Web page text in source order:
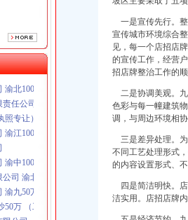
北10010万 (进出口权)
任公司 渝九1000万 （增资）
专让）
江100万 （工商注册）
中100万 （进出口权）
司 渝北100万 （进出口权）
九50万 （工商注册）
万 （工商注册）
限公司
一是宣传先行。整
宣传城市环境综合
见，每一个店招店
的宣传工作，经营
招店牌整治工作的顺
二是协调美观。九
色彩与每一幢建筑
调，与周边环境相
三是差异处理。为
不同工艺处理形式
的内容设置形式、
四是简洁明快。
洁实用。店招店牌